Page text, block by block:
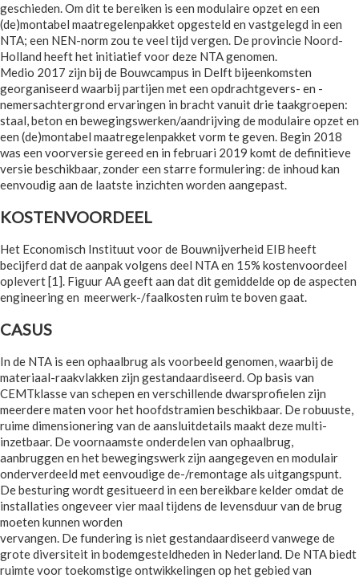
geschieden. Om dit te bereiken is een modulaire opzet en een
(de)montabel maatregelenpakket opgesteld en vastgelegd in een
NTA; een NEN-norm zou te veel tijd vergen. De provincie Noord-
Holland heeft het initiatief voor deze NTA genomen.
Medio 2017 zijn bij de Bouwcampus in Delft bijeenkomsten
georganiseerd waarbij partijen met een opdrachtgevers- en -
nemersachtergrond ervaringen in bracht vanuit drie taakgroepen:
staal, beton en bewegingswerken/aandrijving de modulaire opzet en
een (de)montabel maatregelenpakket vorm te geven. Begin 2018
was een voorversie gereed en in februari 2019 komt de definitieve
versie beschikbaar, zonder een starre formulering: de inhoud kan
eenvoudig aan de laatste inzichten worden aangepast.
KOSTENVOORDEEL
Het Economisch Instituut voor de Bouwnijverheid EIB heeft
becijferd dat de aanpak volgens deel NTA en 15% kostenvoordeel
oplevert [1]. Figuur AA geeft aan dat dit gemiddelde op de aspecten
engineering en meerwerk-/faalkosten ruim te boven gaat.
CASUS
In de NTA is een ophaalbrug als voorbeeld genomen, waarbij de
materiaal-raakvlakken zijn gestandaardiseerd. Op basis van
CEMTklasse van schepen en verschillende dwarsprofielen zijn
meerdere maten voor het hoofdstramien beschikbaar. De robuuste,
ruime dimensionering van de aansluitdetails maakt deze multi-
inzetbaar. De voornaamste onderdelen van ophaalbrug,
aanbruggen en het bewegingswerk zijn aangegeven en modulair
onderverdeeld met eenvoudige de-/remontage als uitgangspunt.
De besturing wordt gesitueerd in een bereikbare kelder omdat de
installaties ongeveer vier maal tijdens de levensduur van de brug
moeten kunnen worden
vervangen. De fundering is niet gestandaardiseerd vanwege de
grote diversiteit in bodemgesteldheden in Nederland. De NTA biedt
ruimte voor toekomstige ontwikkelingen op het gebied van